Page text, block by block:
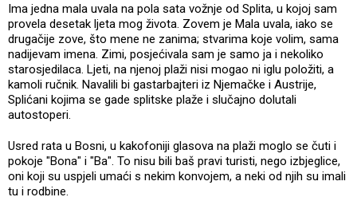
Ima jedna mala uvala na pola sata vožnje od Splita, u kojoj sam
provela desetak ljeta mog života. Zovem je Mala uvala, iako se
drugačije zove, što mene ne zanima; stvarima koje volim, sama
nadijevam imena. Zimi, posjećivala sam je samo ja i nekoliko
starosjedilaca. Ljeti, na njenoj plaži nisi mogao ni iglu položiti, a
kamoli ručnik. Navalili bi gastarbajteri iz Njemačke i Austrije,
Splićani kojima se gade splitske plaže i slučajno dolutali
autostoperi.
Usred rata u Bosni, u kakofoniji glasova na plaži moglo se čuti i
pokoje "Bona" i "Ba". To nisu bili baš pravi turisti, nego izbjeglice,
oni koji su uspjeli umaći s nekim konvojem, a neki od njih su imali
tu i rodbine.